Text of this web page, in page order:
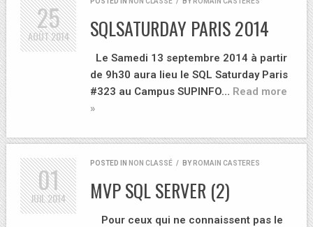
SQLSATURDAY PARIS 2014
Le Samedi 13 septembre 2014 à partir
de 9h30 aura lieu le SQL Saturday Paris
#323 au Campus SUPINFO… Read more
»
25
AOÛT2014
POSTED IN NON CLASSÉ / BY ROMAIN CASTERES
MVP SQL SERVER (2)
Pour ceux qui ne connaissent pas le
01
JUIL2014